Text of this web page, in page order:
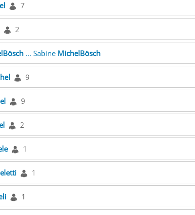
7
2
... Sabine MichelBösch
9
9
2
1
1
1